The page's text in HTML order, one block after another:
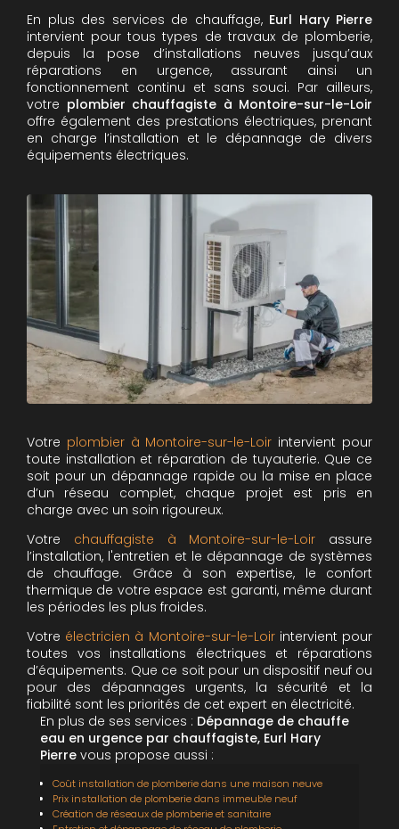
En plus des services de chauffage,Eurl Hary Pierre
intervient pour tous types de travaux de plomberie,
depuis la pose d’installations neuves jusqu’aux
réparations en urgence, assurant ainsi un
fonctionnement continu et sans souci. Par ailleurs,
votre plombier chauffagiste à Montoire-sur-le-Loir
offre également des prestations électriques, prenant
en charge l’installation et le dépannage de divers
équipements électriques.
Votre plombier à Montoire-sur-le-Loir intervient pour
toute installation et réparation de tuyauterie. Que ce
soit pour un dépannage rapide ou la mise en place
d’un réseau complet, chaque projet est pris en
charge avec un soin rigoureux.
Votre chauffagiste à Montoire-sur-le-Loir assure
l’installation, l'entretien et le dépannage de systèmes
de chauffage. Grâce à son expertise, le confort
thermique de votre espace est garanti, même durant
les périodes les plus froides.
Votre électricien à Montoire-sur-le-Loirintervient pour
toutes vos installations électriques et réparations
d’équipements. Que ce soit pour un dispositif neuf ou
pour des dépannages urgents, la sécurité et la
fiabilité sont les priorités de cet expert en électricité.
En plus de ses services : Dépannage de chauffe
eau en urgence par chauffagiste, Eurl Hary
Pierre vous propose aussi :
Coût installation de plomberie dans une maison neuve
Prix installation de plomberie dans immeuble neuf
Création de réseaux de plomberie et sanitaire